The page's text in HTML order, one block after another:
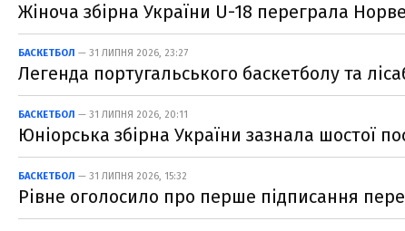
Жіноча збірна України U-18 переграла
БАСКЕТБОЛ — 31 ЛИПНЯ 2026, 23:27
Легенда португальського баскетболу та
БАСКЕТБОЛ — 31 ЛИПНЯ 2026, 20:11
Юніорська збірна України зазнала шостої
БАСКЕТБОЛ — 31 ЛИПНЯ 2026, 15:32
Рівне оголосило про перше підписання